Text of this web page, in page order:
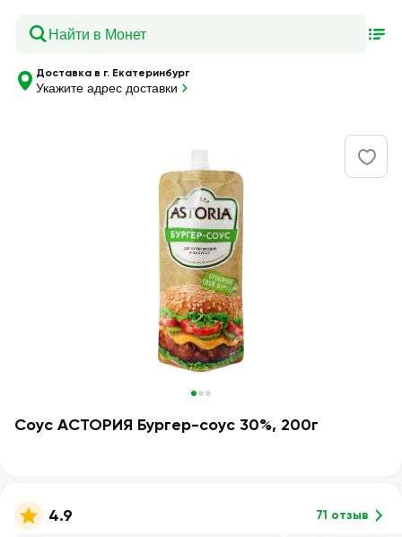
Доставка в г. Екатеринбург
Укажите адрес доставки
Соус АСТОРИЯ Бургер-соус 30%, 200г
4.9 71 отзыв